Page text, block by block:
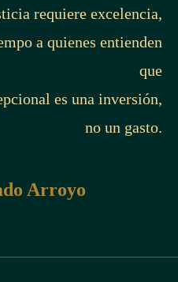
comercio justo nacional.
requiere excelencia,
a quienes entienden
que
es una inversión,
no un gasto.
Arroyo